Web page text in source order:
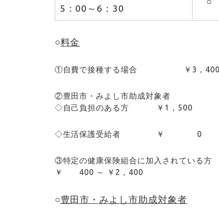
5：00～6：30
○料金
①自費で接種する場合 ￥3，400
②豊田市・みよし市助成対象者
◇自己負担のある方 ￥1，500
◇生活保護受給者 ￥ 0
③特定の健康保険組合に加入されている方
￥ 400 ～ ￥2，400
○豊田市・みよし市助成対象者